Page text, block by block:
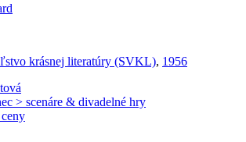
krásnej literatúry (SVKL), 1956
> scenáre & divadelné hry